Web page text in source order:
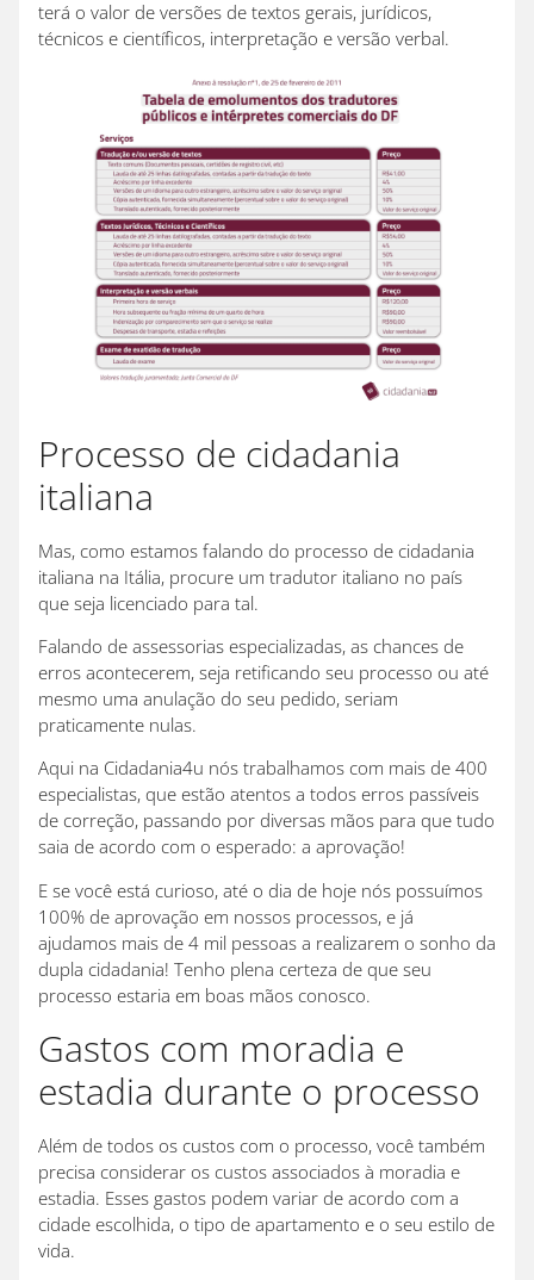
terá o valor de versões de textos gerais, jurídicos,
técnicos e científicos, interpretação e versão verbal.
Processo de cidadania
italiana
Mas, como estamos falando do processo de cidadania
italiana na Itália, procure um tradutor italiano no país
que seja licenciado para tal.
Falando de assessorias especializadas, as chances de
erros acontecerem, seja retificando seu processo ou até
mesmo uma anulação do seu pedido, seriam
praticamente nulas.
Aqui na Cidadania4u nós trabalhamos com mais de 400
especialistas, que estão atentos a todos erros passíveis
de correção, passando por diversas mãos para que tudo
saia de acordo com o esperado: a aprovação!
E se você está curioso, até o dia de hoje nós possuímos
100% de aprovação em nossos processos, e já
ajudamos mais de 4 mil pessoas a realizarem o sonho da
dupla cidadania! Tenho plena certeza de que seu
processo estaria em boas mãos conosco.
Gastos com moradia e
estadia durante o processo
Além de todos os custos com o processo, você também
precisa considerar os custos associados à moradia e
estadia. Esses gastos podem variar de acordo com a
cidade escolhida, o tipo de apartamento e o seu estilo de
vida.